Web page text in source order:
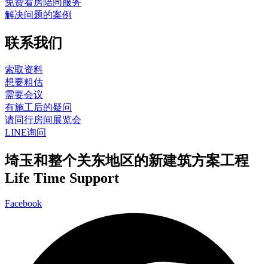
解决问题的案例
联系我们
索取资料
想要粗估
需要会议
有施工后的疑问
请同行房间展览会
LINE询问
埼玉和整个关东地区的新建筑方案工程
Life Time Support
Facebook